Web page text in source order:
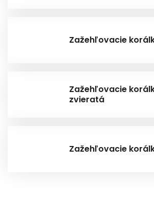
Zažehľovacie
Zažehľovacie
zvieratá
Zažehľovacie